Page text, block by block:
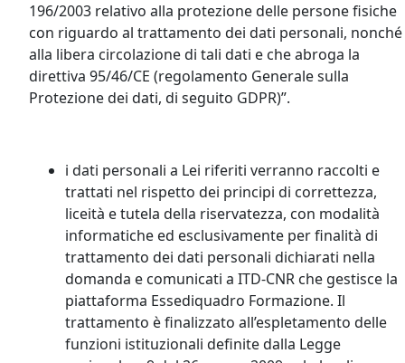
196/2003 relativo alla protezione delle persone fisiche
con riguardo al trattamento dei dati personali, nonché
alla libera circolazione di tali dati e che abroga la
direttiva 95/46/CE (regolamento Generale sulla
Protezione dei dati, di seguito GDPR)”.
i dati personali a Lei riferiti verranno raccolti e
trattati nel rispetto dei principi di correttezza,
liceità e tutela della riservatezza, con modalità
informatiche ed esclusivamente per finalità di
trattamento dei dati personali dichiarati nella
domanda e comunicati a ITD-CNR che gestisce la
piattaforma Essediquadro Formazione. Il
trattamento è finalizzato all’espletamento delle
funzioni istituzionali definite dalla Legge